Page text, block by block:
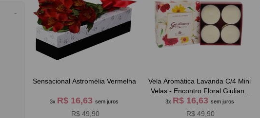
Sensacional Astromélia Vermelha
3x R$ 16,63sem juros
R$ 49,90
Vela Aromática Lavanda C/4 Mini
Velas - Encontro Floral Giuliana
Flores
3x R$ 16,63 sem juros
R$ 49,90